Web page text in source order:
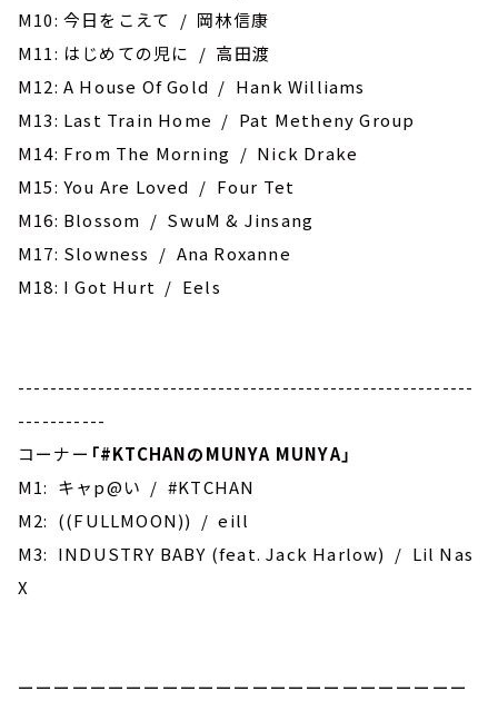
M10: 今日をこえて / 岡林信康
M11: はじめての児に / 高田渡
M12: A House Of Gold / Hank Williams
M13: Last Train Home / Pat Metheny Group
M14: From The Morning / Nick Drake
M15: You Are Loved / Four Tet
M16: ‎Blossom / SwuM & Jinsang
M17: Slowness / Ana Roxanne
M18: I Got Hurt / Eels
---------------------------------------------------------
-----------
コーナー 「#KTCHANのMUNYA MUNYA」
M1: キャp@い / #KTCHAN
M2: ((FULLMOON)) / eill
M3: INDUSTRY BABY (feat. Jack Harlow) / Lil Nas
X
ーーーーーーーーーーーーーーーーーーーーーーーーー